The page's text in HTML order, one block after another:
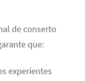
de conserto
que:
experientes